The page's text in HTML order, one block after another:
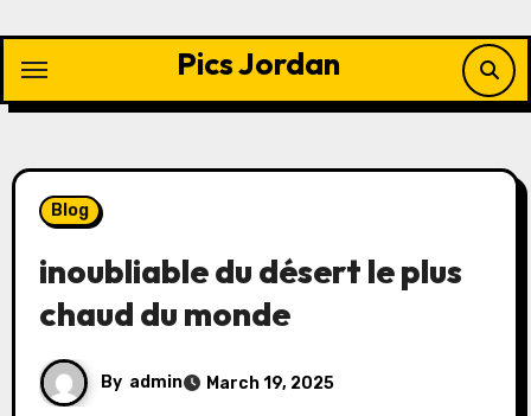
content
Pics Jordan
Blog
inoubliable du désert le plus
chaud du monde
By admin March 19, 2025